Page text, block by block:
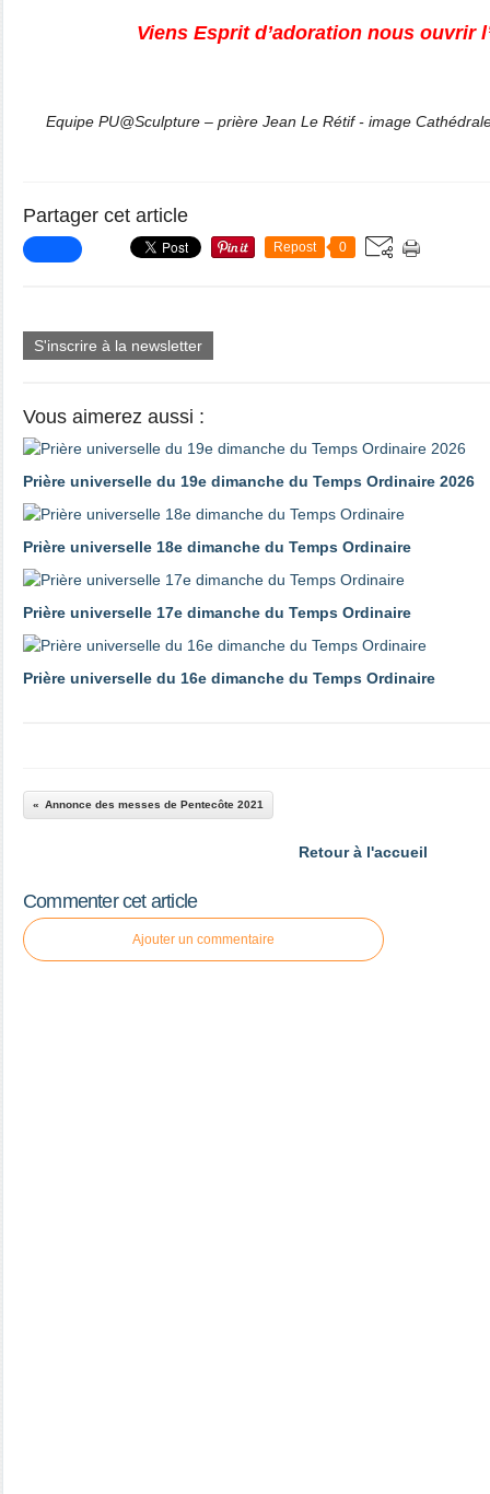
Viens Esprit d’adoration nous ouvrir
Equipe PU@Sculpture – prière Jean Le Rétif - image
Partager cet article
Repost 0
S'inscrire à la newsletter
Vous aimerez aussi :
Prière universelle du 19e dimanche du Temps Ordinaire 2026
Prière universelle 18e dimanche du Temps Ordinaire
Prière universelle 17e dimanche du Temps Ordinaire
Prière universelle du 16e dimanche du Temps Ordinaire
Annonce des messes de Pentecôte 2021
Retour à l'accueil
Commenter cet article
Ajouter un commentaire